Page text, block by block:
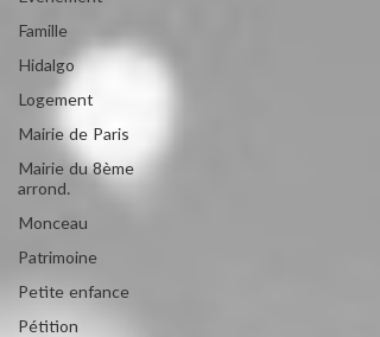
Famille
Hidalgo
Logement
Mairie de Paris
Mairie du 8ème
arrond.
Monceau
Patrimoine
Petite enfance
Pétition